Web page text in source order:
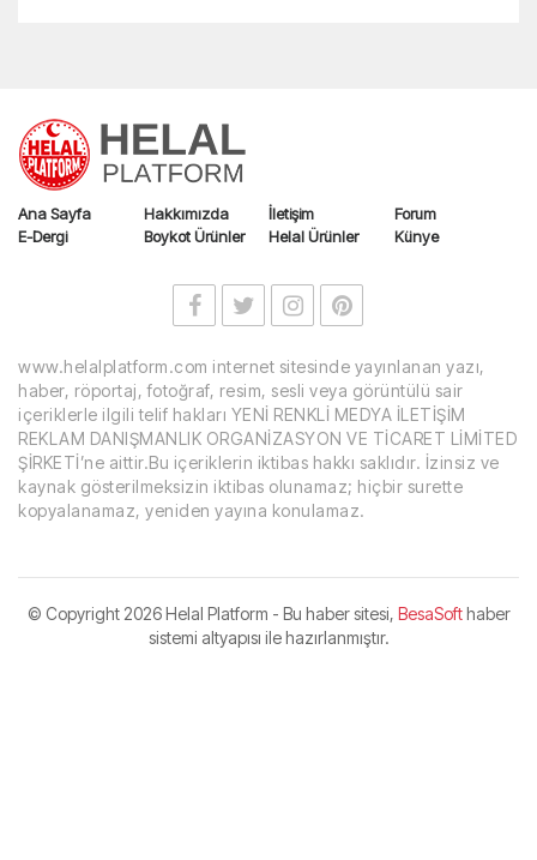
Ana Sayfa Hakkımızda İletişim
Forum
E-Dergi
Boykot Ürünler Helal Ürünler Künye
www.helalplatform.com internet sitesinde yayınlanan yazı,
haber, röportaj, fotoğraf, resim, sesli veya görüntülü sair
içeriklerle ilgili telif hakları YENİ RENKLİ MEDYA İLETİŞİM
REKLAM DANIŞMANLIK ORGANİZASYON VE TİCARET LİMİTED
ŞİRKETİ’ne aittir.Bu içeriklerin iktibas hakkı saklıdır. İzinsiz ve
kaynak gösterilmeksizin iktibas olunamaz; hiçbir surette
kopyalanamaz, yeniden yayına konulamaz.
© Copyright 2026 Helal Platform - Bu haber sitesi, BesaSofthaber
sistemi altyapısı ile hazırlanmıştır.